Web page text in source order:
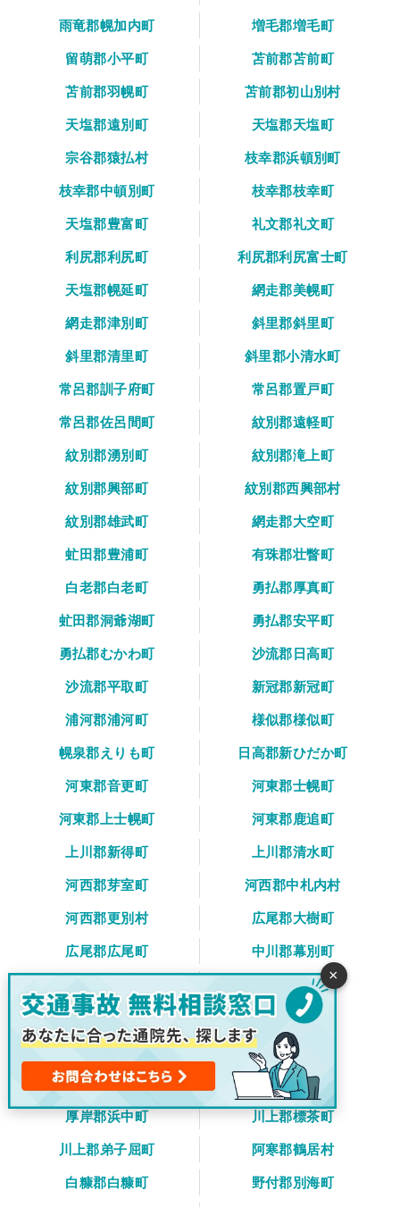
雨竜郡幌加内町
増毛郡増毛町
留萌郡小平町
苫前郡苫前町
苫前郡羽幌町
苫前郡初山別村
天塩郡遠別町
天塩郡天塩町
宗谷郡猿払村
枝幸郡浜頓別町
枝幸郡中頓別町
枝幸郡枝幸町
天塩郡豊富町
礼文郡礼文町
利尻郡利尻町
利尻郡利尻富士町
天塩郡幌延町
網走郡美幌町
網走郡津別町
斜里郡斜里町
斜里郡清里町
斜里郡小清水町
常呂郡訓子府町
常呂郡置戸町
常呂郡佐呂間町
紋別郡遠軽町
紋別郡湧別町
紋別郡滝上町
紋別郡興部町
紋別郡西興部村
紋別郡雄武町
網走郡大空町
虻田郡豊浦町
有珠郡壮瞥町
白老郡白老町
勇払郡厚真町
虻田郡洞爺湖町
勇払郡安平町
勇払郡むかわ町
沙流郡日高町
沙流郡平取町
新冠郡新冠町
浦河郡浦河町
様似郡様似町
幌泉郡えりも町
日高郡新ひだか町
河東郡音更町
河東郡士幌町
河東郡上士幌町
河東郡鹿追町
上川郡新得町
上川郡清水町
河西郡芽室町
河西郡中札内村
河西郡更別村
広尾郡大樹町
広尾郡広尾町
中川郡幕別町
中川郡豊頃町
中川郡本別町
足寄郡足寄町
足寄郡陸別町
十勝郡浦幌町
釧路郡釧路町
厚岸郡厚岸町
厚岸郡浜中町
川上郡標茶町
川上郡弟子屈町
阿寒郡鶴居村
白糠郡白糠町
野付郡別海町
×